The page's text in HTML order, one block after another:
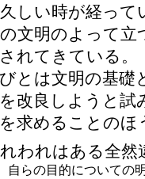
しい時が経って
文明のよって立
れてきている。
とは文明の基礎
改良しようと試
求めることのほ
われはある全然
自らの目的についての